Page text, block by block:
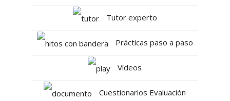
Tutor experto
Prácticas paso a paso
Vídeos
Cuestionarios Evaluación